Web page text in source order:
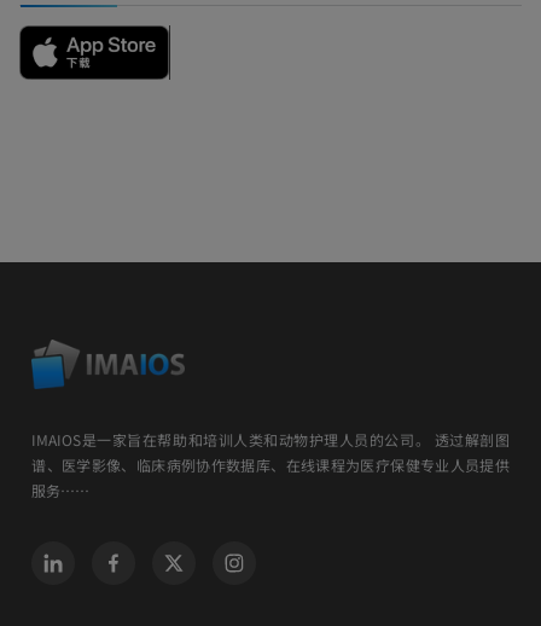
IMAIOS是一家旨在帮助和培训人类和动物护理人员的公司。 透过解剖图
谱、医学影像、临床病例协作数据库、在线课程为医疗保健专业人员提供
服务……